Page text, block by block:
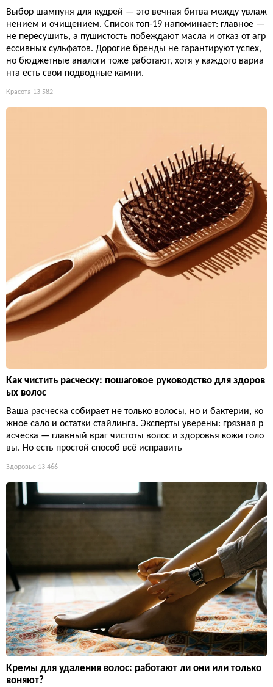
Выбор шампуня для кудрей — это вечная битва между увлаж
нением и очищением. Список топ-19 напоминает: главное —
не пересушить, а пушистость побеждают масла и отказ от агр
ессивных сульфатов. Дорогие бренды не гарантируют успех,
но бюджетные аналоги тоже работают, хотя у каждого вариа
нта есть свои подводные камни.
Красота 13 582
Как чистить расческу: пошаговое руководство для здоров
ых волос
Ваша расческа собирает не только волосы, но и бактерии, ко
жное сало и остатки стайлинга. Эксперты уверены: грязная р
асческа — главный враг чистоты волос и здоровья кожи голо
вы. Но есть простой способ всё исправить
Здоровье 13 466
Кремы для удаления волос: работают ли они или только
воняют?